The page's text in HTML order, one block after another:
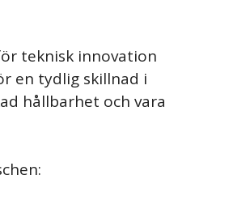
teknisk innovation
en tydlig skillnad i
hållbarhet och vara